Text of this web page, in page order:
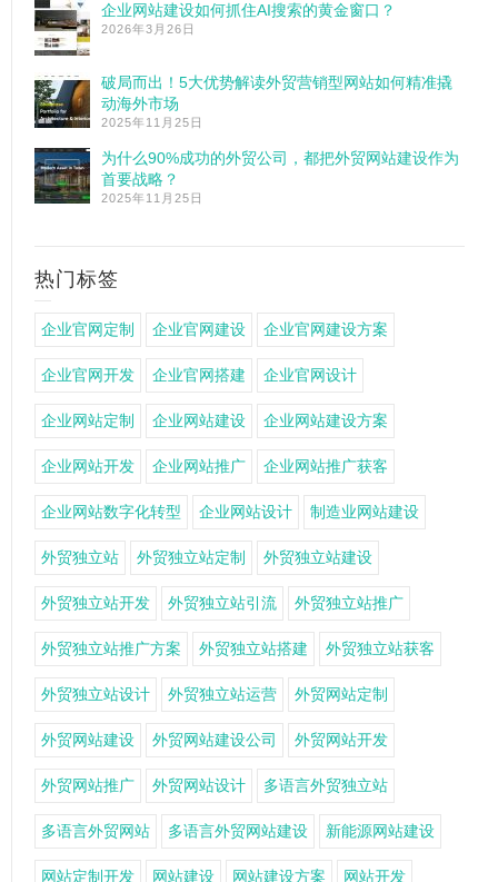
企业网站建设如何抓住AI搜索的黄金窗口？
2026年3月26日
破局而出！5大优势解读外贸营销型网站如何精准撬
动海外市场
2025年11月25日
为什么90%成功的外贸公司，都把外贸网站建设作为
首要战略？
2025年11月25日
热门标签
企业官网定制 企业官网建设 企业官网建设方案
企业官网开发 企业官网搭建 企业官网设计
企业网站定制 企业网站建设 企业网站建设方案
企业网站开发 企业网站推广 企业网站推广获客
企业网站数字化转型 企业网站设计 制造业网站建设
外贸独立站 外贸独立站定制 外贸独立站建设
外贸独立站开发 外贸独立站引流 外贸独立站推广
外贸独立站推广方案 外贸独立站搭建 外贸独立站获客
外贸独立站设计 外贸独立站运营 外贸网站定制
外贸网站建设 外贸网站建设公司 外贸网站开发
外贸网站推广 外贸网站设计 多语言外贸独立站
多语言外贸网站 多语言外贸网站建设 新能源网站建设
网站定制开发 网站建设 网站建设方案 网站开发